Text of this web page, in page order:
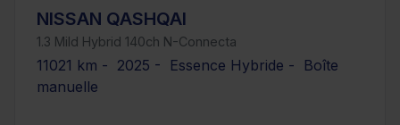
NISSAN QASHQAI
1.3 Mild Hybrid 140ch N-Connecta
11021 km - 2025 - Essence Hybride - Boîte
manuelle